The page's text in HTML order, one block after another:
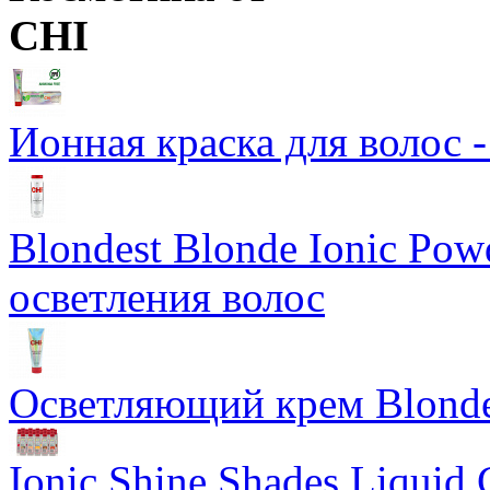
CHI
Ионная краска для
Blondest Blonde Ionic
осветления волос
Осветляющий крем